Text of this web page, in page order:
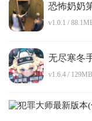
恐怖奶奶
v1.0.1 /
无尽寒冬
v1.6.4 / 129MB